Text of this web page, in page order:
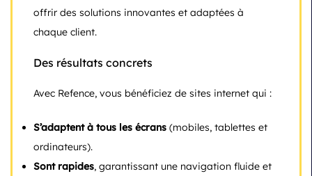
offrir des solutions innovantes et adaptées à
chaque client.
Des résultats concrets
Avec Refence, vous bénéficiez de sites internet qui :
S’adaptent à tous les écrans (mobiles, tablettes et
ordinateurs).
Sont rapides, garantissant une navigation fluide et